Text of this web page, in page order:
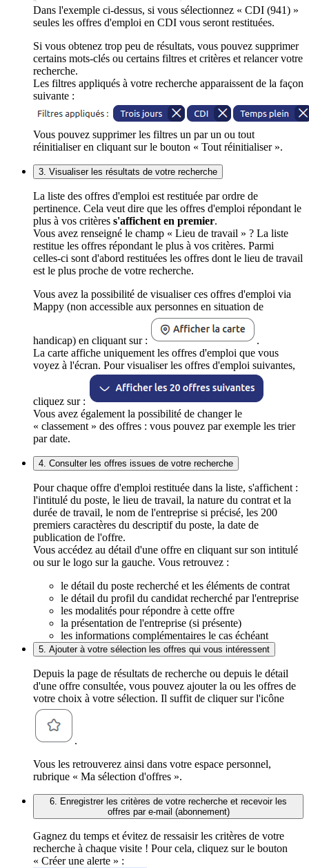
Dans l'exemple ci-dessus, si vous sélectionnez « CDI (941) »
seules les offres d'emploi en CDI vous seront restituées.
Si vous obtenez trop peu de résultats, vous pouvez supprimer
certains mots-clés ou certains filtres et critères et relancer votre
recherche.
Les filtres appliqués à votre recherche apparaissent de la façon
suivante :
Vous pouvez supprimer les filtres un par un ou tout
réinitialiser en cliquant sur le bouton « Tout réinitialiser ».
3. Visualiser les résultats de votre recherche
La liste des offres d'emploi est restituée par ordre de
pertinence. Cela veut dire que les offres d'emploi répondant le
plus à vos critères s'affichent en premier.
Vous avez renseigné le champ « Lieu de travail » ? La liste
restitue les offres répondant le plus à vos critères. Parmi
celles-ci sont d'abord restituées les offres dont le lieu de travail
est le plus proche de votre recherche.
Vous avez la possibilité de visualiser ces offres d'emploi via
Mappy (non accessible aux personnes en situation de
handicap) en cliquant sur :
.
La carte affiche uniquement les offres d'emploi que vous
voyez à l'écran. Pour visualiser les offres d'emploi suivantes,
cliquez sur :
Vous avez également la possibilité de changer le
« classement » des offres : vous pouvez par exemple les trier
par date.
4. Consulter les offres issues de votre recherche
Pour chaque offre d'emploi restituée dans la liste, s'affichent :
l'intitulé du poste, le lieu de travail, la nature du contrat et la
durée de travail, le nom de l'entreprise si précisé, les 200
premiers caractères du descriptif du poste, la date de
publication de l'offre.
Vous accédez au détail d'une offre en cliquant sur son intitulé
ou sur le logo sur la gauche. Vous retrouvez :
le détail du poste recherché et les éléments de contrat
le détail du profil du candidat recherché par l'entreprise
les modalités pour répondre à cette offre
la présentation de l'entreprise (si présente)
les informations complémentaires le cas échéant
5. Ajouter à votre sélection les offres qui vous intéressent
Depuis la page de résultats de recherche ou depuis le détail
d'une offre consultée, vous pouvez ajouter la ou les offres de
votre choix à votre sélection. Il suffit de cliquer sur l'icône
.
Vous les retrouverez ainsi dans votre espace personnel,
rubrique « Ma sélection d'offres ».
6. Enregistrer les critères de votre recherche et recevoir les
offres par e-mail (abonnement)
Gagnez du temps et évitez de ressaisir les critères de votre
recherche à chaque visite ! Pour cela, cliquez sur le bouton
« Créer une alerte » :